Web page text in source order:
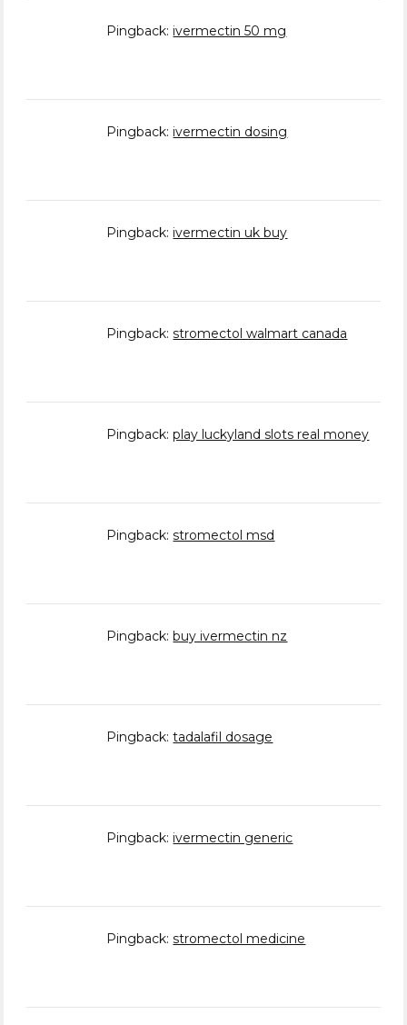
Pingback: ivermectin 50 mg
Pingback: ivermectin dosing
Pingback: ivermectin uk buy
Pingback:stromectol walmart canada
Pingback:play luckyland slots real money
Pingback:stromectol msd
Pingback: buy ivermectin nz
Pingback:tadalafil dosage
Pingback: ivermectin generic
Pingback:stromectol medicine